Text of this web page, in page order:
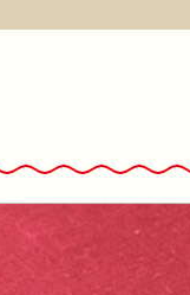
揚げる 漬ける